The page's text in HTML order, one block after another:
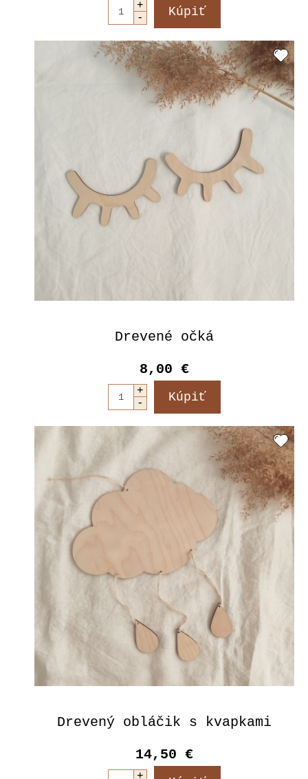
Drevené očká
8,00 €
Drevený obláčik s kvapkami
14,50 €